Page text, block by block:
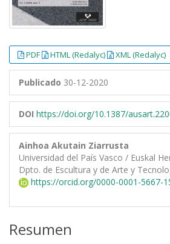
PDF HTML (Redalyc) XML (Redalyc)
Publicado 30-12-2020
DOI https://doi.org/10.1387/
Ainhoa Akutain Ziarrusta
Universidad del País Vasco / Euskal
Dpto. de Escultura y de Arte y
https://orcid.org/0000-0001-5667-
Resumen